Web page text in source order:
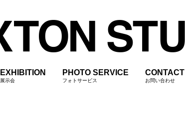
EXHIBITION
展示会
PHOTO SERVICE
フォトサービス
CONTACT
お問い合わせ